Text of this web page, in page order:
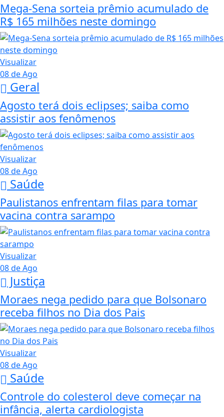
Mega-Sena sorteia prêmio acumulado de
R$ 165 milhões neste domingo
Visualizar
08 de Ago
Geral
Agosto terá dois eclipses; saiba como
assistir aos fenômenos
Visualizar
08 de Ago
Saúde
Paulistanos enfrentam filas para tomar
vacina contra sarampo
Visualizar
08 de Ago
Justiça
Moraes nega pedido para que Bolsonaro
receba filhos no Dia dos Pais
Visualizar
08 de Ago
Saúde
Controle do colesterol deve começar na
infância, alerta cardiologista